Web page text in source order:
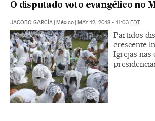
O disputado voto evangélico no
JACOBO GARCÍA | México | MAY 12, 2018 - 11:03 EDT
Partidos
crescente
Igrejas nas